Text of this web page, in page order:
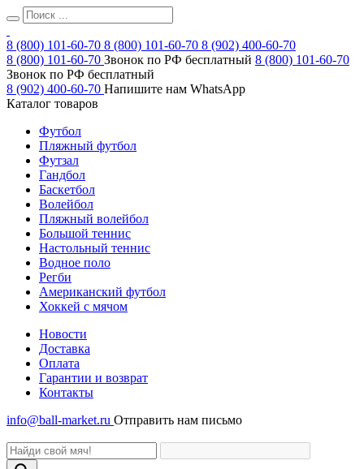
8 (800) 101-60-70 8 (800) 101-60-70 8 (902) 400-60-70
8 (800) 101-60-70 Звонок по РФ бесплатный 8 (800) 101-60-70
Звонок по РФ бесплатный
8 (902) 400-60-70 Напишите нам WhatsApp
Каталог товаров
Футбол
Пляжный футбол
Футзал
Гандбол
Баскетбол
Волейбол
Пляжный волейбол
Большой теннис
Настольный теннис
Водное поло
Регби
Американский футбол
Хоккей с мячом
Новости
Доставка
Оплата
Гарантии и возврат
Контакты
info@ball-market.ru Отправить нам письмо